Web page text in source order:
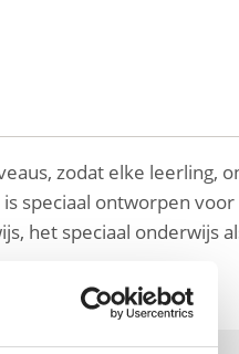
zodat elke leerling,
speciaal ontworpen
het speciaal onderwijs